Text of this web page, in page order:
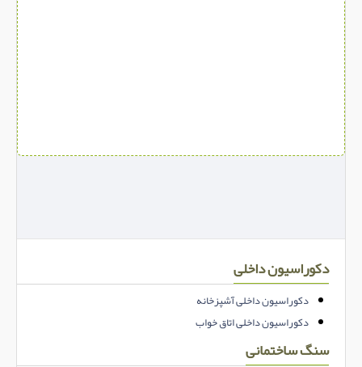
دکوراسیون داخلی
دکوراسیون داخلی آشپزخانه
دکوراسیون داخلی اتاق خواب
سنگ ساختمانی